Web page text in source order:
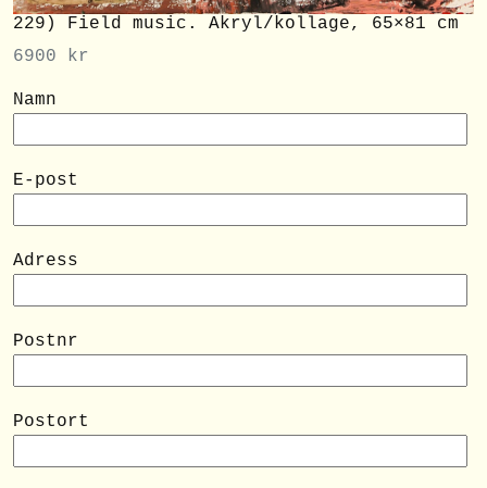
229) Field music. Akryl/kollage, 65×81 cm
6900
kr
Namn
E-post
Adress
Postnr
Postort